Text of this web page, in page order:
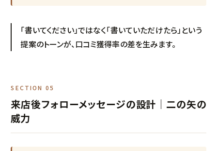
「書いてください」ではなく「書いていただけたら」という
提案のトーンが、口コミ獲得率の差を生みます。
SECTION 05
来店後フォローメッセージの設計｜二の矢の
威力